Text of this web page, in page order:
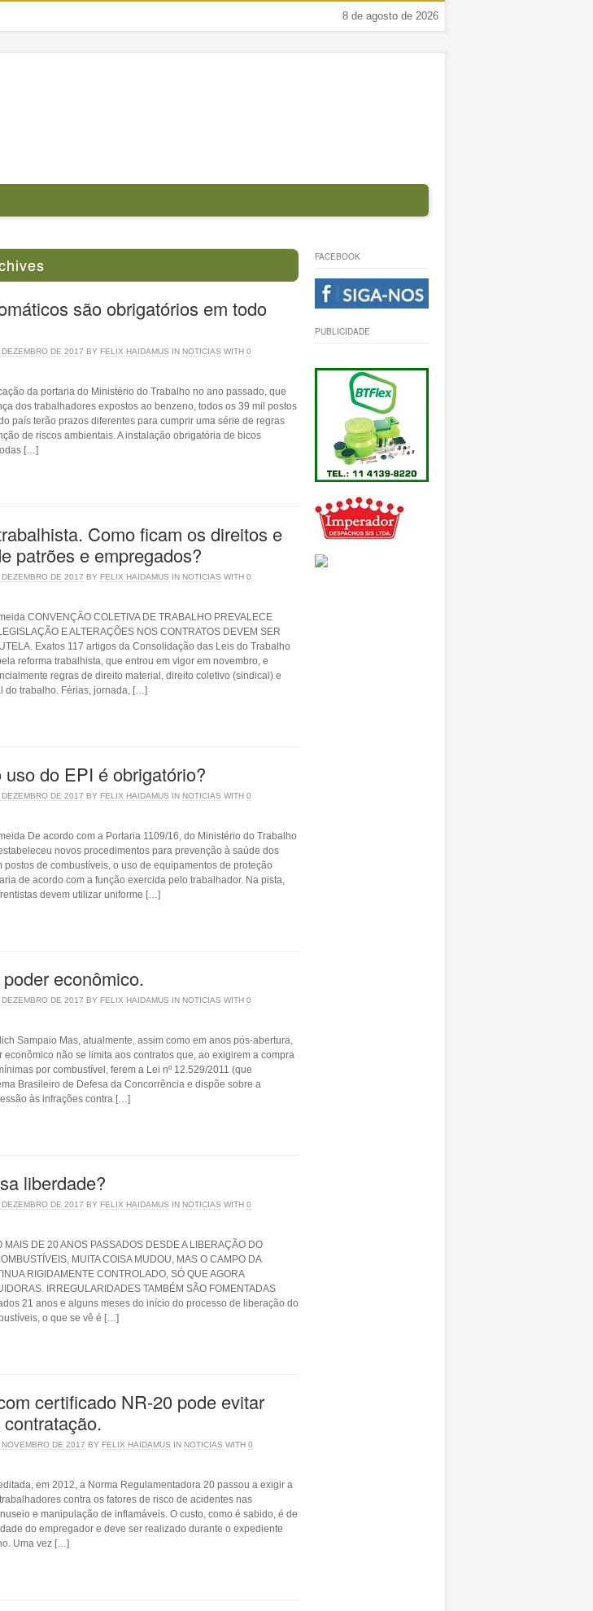
8 de agosto de 2026
são obrigatórios em todo
DE 2017 BY FELIX HAIDAMUS IN NOTICIAS WITH 0
da portaria do Ministério do Trabalho no ano passado, que
dos trabalhadores expostos ao benzeno, todos os 39 mil postos
país terão prazos diferentes para cumprir uma série de regras
de riscos ambientais. A instalação obrigatória de bicos
[…]
Como ficam os direitos e
patrões e empregados?
DE 2017 BY FELIX HAIDAMUS IN NOTICIAS WITH 0
CONVENÇÃO COLETIVA DE TRABALHO PREVALECE
E ALTERAÇÕES NOS CONTRATOS DEVEM SER
Exatos 117 artigos da Consolidação das Leis do Trabalho
reforma trabalhista, que entrou em vigor em novembro, e
regras de direito material, direito coletivo (sindical) e
do trabalho. Férias, jornada, […]
uso do EPI é obrigatório?
DE 2017 BY FELIX HAIDAMUS IN NOTICIAS WITH 0
De acordo com a Portaria 1109/16, do Ministério do Trabalho
novos procedimentos para prevenção à saúde dos
postos de combustíveis, o uso de equipamentos de proteção
de acordo com a função exercida pelo trabalhador. Na pista,
devem utilizar uniforme […]
econômico.
DEZEMBRO DE 2017 BY FELIX HAIDAMUS IN NOTICIAS WITH 0
Sampaio Mas, atualmente, assim como em anos pós-abertura,
econômico não se limi­ta aos contratos que, ao exigirem a compra
por combustível, ferem a Lei nº 12.529/2011 (que
Brasileiro de Defesa da Concorrência e dispõe sobre a
às infrações contra […]
liberdade?
DEZEMBRO DE 2017 BY FELIX HAIDAMUS IN NOTICIAS WITH 0
MAIS DE 20 ANOS PASSADOS DESDE A LIBERAÇÃO DO
MUITA COISA MUDOU, MAS O CAMPO DA
RIGIDAMENTE CONTROLADO, SÓ QUE AGORA
IRREGULARIDADES TAMBÉM SÃO FOMENTADAS
21 anos e alguns meses do início do processo de liberação do
o que se vê é […]
certificado NR-20 pode evitar
NOVEMBRO DE 2017 BY FELIX HAIDAMUS IN NOTICIAS WITH 0
em 2012, a Norma Regulamentadora 20 passou a exigir a
contra os fatores de risco de acidentes nas
e manipulação de inflamáveis. O custo, como é sabido, é de
do empregador e deve ser realizado durante o expediente
Uma vez […]
FACEBOOK
PUBLICIDADE